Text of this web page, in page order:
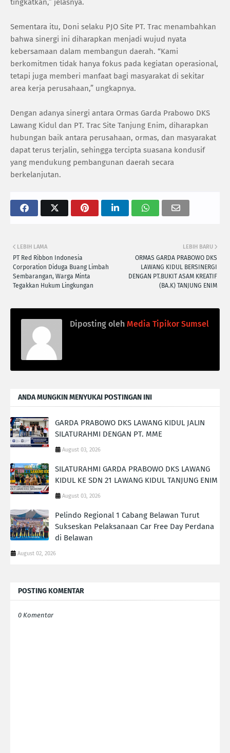
tingkatkan,” jelasnya.
Sementara itu, Doni selaku PJO Site PT. Trac menambahkan
bahwa sinergi ini diharapkan menjadi wujud nyata
kebersamaan dalam membangun daerah. “Kami
berkomitmen tidak hanya fokus pada kegiatan operasional,
tetapi juga memberi manfaat bagi masyarakat di sekitar
area kerja perusahaan,” ungkapnya.
Dengan adanya sinergi antara Ormas Garda Prabowo DKS
Lawang Kidul dan PT. Trac Site Tanjung Enim, diharapkan
hubungan baik antara perusahaan, ormas, dan masyarakat
dapat terus terjalin, sehingga tercipta suasana kondusif
yang mendukung pembangunan daerah secara
berkelanjutan.
LEBIH BARU
ORMAS GARDA PRABOWO DKS
LAWANG KIDUL BERSINERGI
DENGAN PT.BUKIT ASAM KREATIF
(BA.K) TANJUNG ENIM
LEBIH LAMA
PT Red Ribbon Indonesia
Corporation Diduga Buang Limbah
Sembarangan, Warga Minta
Tegakkan Hukum Lingkungan
Diposting oleh Media Tipikor Sumsel
ANDA MUNGKIN MENYUKAI POSTINGAN INI
GARDA PRABOWO DKS LAWANG KIDUL JALIN
SILATURAHMI DENGAN PT. MME
August 03, 2026
SILATURAHMI GARDA PRABOWO DKS LAWANG
KIDUL KE SDN 21 LAWANG KIDUL TANJUNG ENIM
August 03, 2026
Pelindo Regional 1 Cabang Belawan Turut
Sukseskan Pelaksanaan Car Free Day Perdana
di Belawan
August 02, 2026
POSTING KOMENTAR
0 Komentar